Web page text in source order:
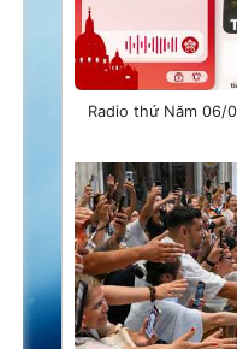
Radio thứ Năm 06/